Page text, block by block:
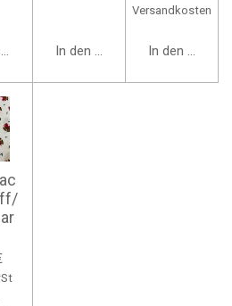
In den Warenkorb
Versandkosten
In den